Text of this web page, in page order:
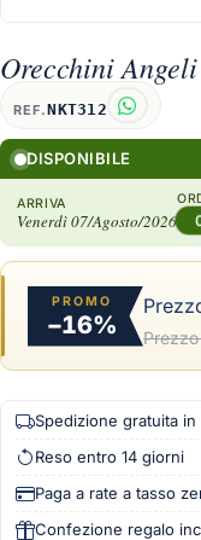
Orecchini
REF.NKT312
DISPONIBILE
ARRIVA
Venerdì 07/Agosto/2026
PROMO
−16%
Spedizione gratuita in
Reso entro 14 giorni
Paga a rate a tasso
Confezione regalo